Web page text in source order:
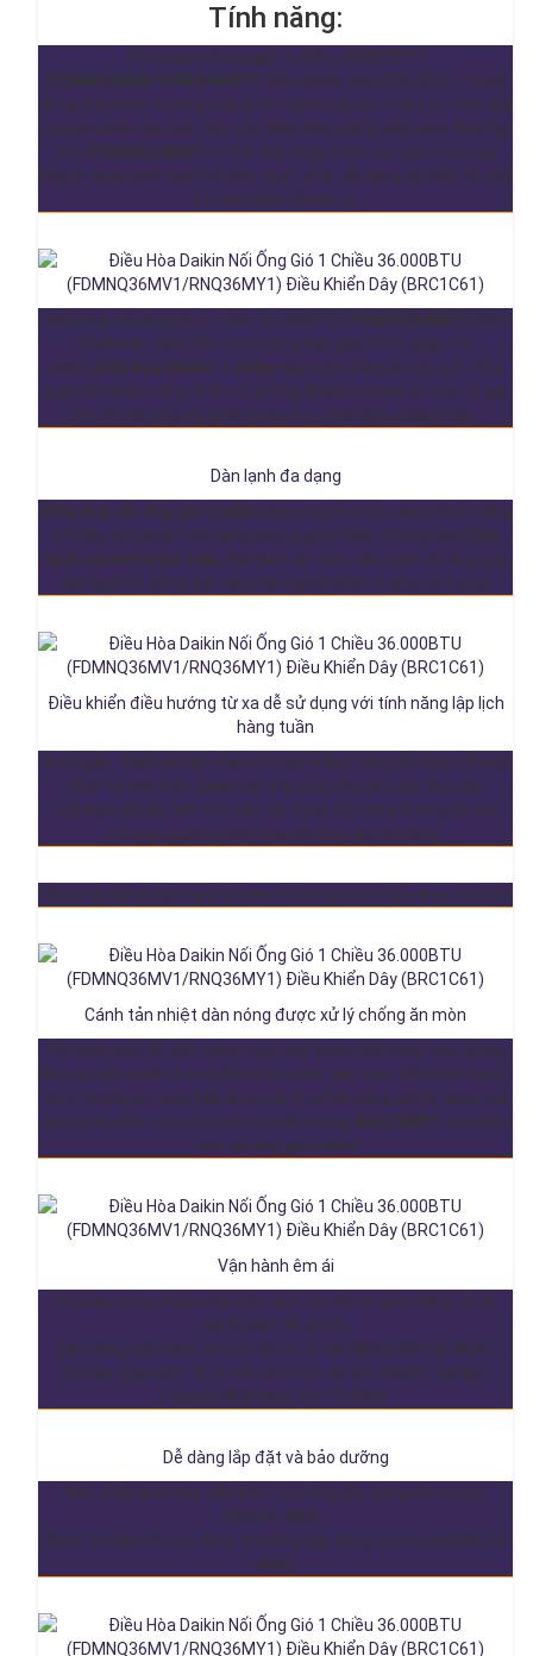
Tính năng:
Điều hòa nối ống gió 1 chiều 36000 BTU
( FDMNQ36MV1/RNQ36MY1 ) điều khiển dây (BRC2E61) thuộc
dòng điều hòa thương mại được sản xuất tại Thái Lan trên dây
chuyền hiện đại tiến tiến của Nhật Bản.Dòng điều hòa thương
mại FDMNQ36MV1 có thể đáp ứng được các yêu cầu của
khách hàng nhờ thiết kế nhỏ ngọn, nhẹ, dễ dàng lắp đặt và chế
độ vận hành rất êm ái.
Điều hòa nối ống gió 1 chiều 36.000BTU ( FDMNQ36MV1 ) điều
khiển dây (BRC2E61) sử dụng loại gas R410 giúp cho
chiếc điều hòa Daikin 1 chiều này hoạt động êm ái hơn. Phù
hợp với nhiều công trình từ phòng khách, phòng ăn của tư gia
cho tới văn phòng, phòng họp hay nhà hàng khách sạn…
Dàn lạnh đa dạng
Điều hòa nối ống gió Daikin đáp ứng mọi nhu cầu khách hàng
với dãy sản phẩm đa dạng phong phú nhiều chủng loại ( Dàn
lạnh cassette âm trần, dàn lạnh áp trần, dàn lạnh nối ống gió,
dàn lạnh tủ đứng đặt sàn) và nguồn điện (1 pha và 3 pha)
Điều khiển điều hướng từ xa dễ sử dụng với tính năng lập lịch
hàng tuần
Đơn giản, thiết kế hiện đại với màu trắng tươi phù hợp với mọi
thiết kế nội thất ,Daikin sẽ đáp ứng đầy đủ mọi nhu cầu
của bạn về hầu hết nhu cầu sử dụng điều hòa không khí nói
chung và dòng điều hòa nối ống gió nói riêng.
Dễ sử dụng và vận hành mượt mà bằng cách làm theo chỉ dẫn
Cánh tản nhiệt dàn nóng được xử lý chống ăn mòn
Để nâng cao độ bền bằng cách cải thiện khả năng chịu đựng
ăn mòn do muối và ô nhiễm không khí, dàn trao đổi nhiệt được
xử lý chống ăn mòn (đã được xử lý sơ bộ bằng acryl) được sử
dụng cho dàn trao đổi nhiệt tại dàn nóng RNQ36MY1 của điều
hòa nối ống gió Daikin
Vận hành êm ái
Tùy vào từng chủng loại dàn lạnh mà độ ồn giao động từ 32
dB(A) đến 45 dB(A).
Dàn nóng vận hành ở mức độ ồn từ 48 dB(A) đến 58 dB(A).
Dữ liệu dựa trên “Ví dụ về các mức độ âm thanh”, Bộ Môi
Trường Nhật Bản, 12/11/2002.
Dễ dàng lắp đặt và bảo dưỡng
Môi chất lạnh nạp sẵn đến 15m ống (Áp dụng với model
RNQ30-48M).
Dễ bố trí nhờ nối ống theo 4 hướng (Áp dụng với model RNQ30-
48M).